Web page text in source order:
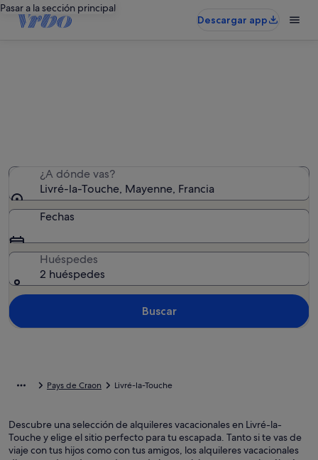
Pasar a la sección principal
Descargar app
¿A dónde vas?
Livré-la-Touche, Mayenne, Francia
Fechas
Huéspedes
2 huéspedes
Buscar
Pays de Craon Livré-la-Touche
Descubre una selección de alquileres vacacionales en Livré-la-
Touche y elige el sitio perfecto para tu escapada. Tanto si te vas de
viaje con tus hijos como con tus amigos, los alquileres vacacionales